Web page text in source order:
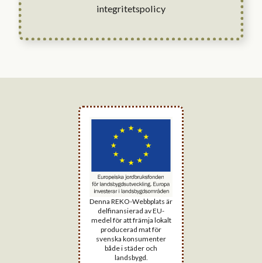
integritetspolicy
Denna REKO-Webbplats är
delfinansierad av EU-
medel för att främja lokalt
producerad mat för
svenska konsumenter
både i städer och
landsbygd.